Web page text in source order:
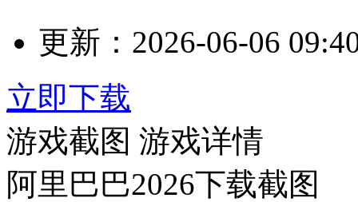
更新： 2026-06-06
立即下载
游戏截图 游戏详情
阿里巴巴2026下载截图